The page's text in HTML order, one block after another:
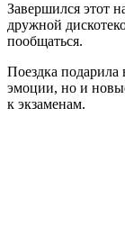
Завершился этот
дружной
пообщаться.
Поездка
эмоции, но и
к экзаменам.